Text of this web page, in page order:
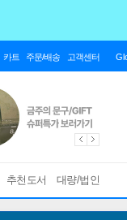
카트 주문/배송 고객센터
추천도서 대량/법인